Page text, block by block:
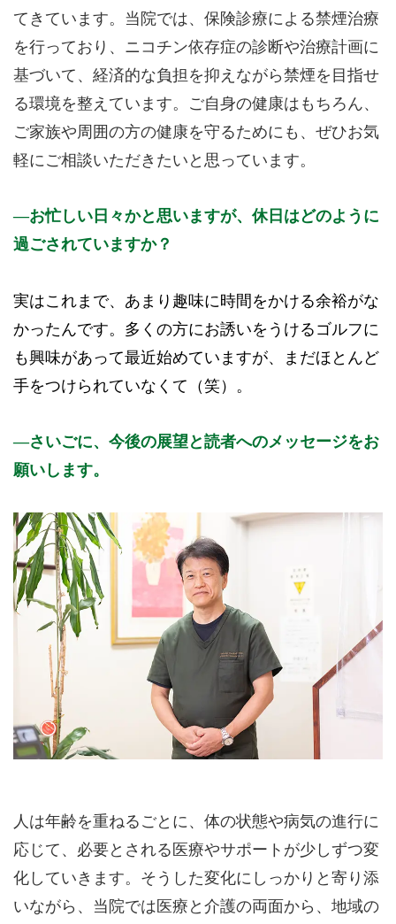
てきています。当院では、保険診療による禁煙治療
を行っており、ニコチン依存症の診断や治療計画に
基づいて、経済的な負担を抑えながら禁煙を目指せ
る環境を整えています。ご自身の健康はもちろん、
ご家族や周囲の方の健康を守るためにも、ぜひお気
軽にご相談いただきたいと思っています。
お忙しい日々かと思いますが、休日はどのように
過ごされていますか？
実はこれまで、あまり趣味に時間をかける余裕がな
かったんです。多くの方にお誘いをうけるゴルフに
も興味があって最近始めていますが、まだほとんど
手をつけられていなくて（笑）。
さいごに、今後の展望と読者へのメッセージをお
願いします。
人は年齢を重ねるごとに、体の状態や病気の進行に
応じて、必要とされる医療やサポートが少しずつ変
化していきます。そうした変化にしっかりと寄り添
いながら、当院では医療と介護の両面から、地域の